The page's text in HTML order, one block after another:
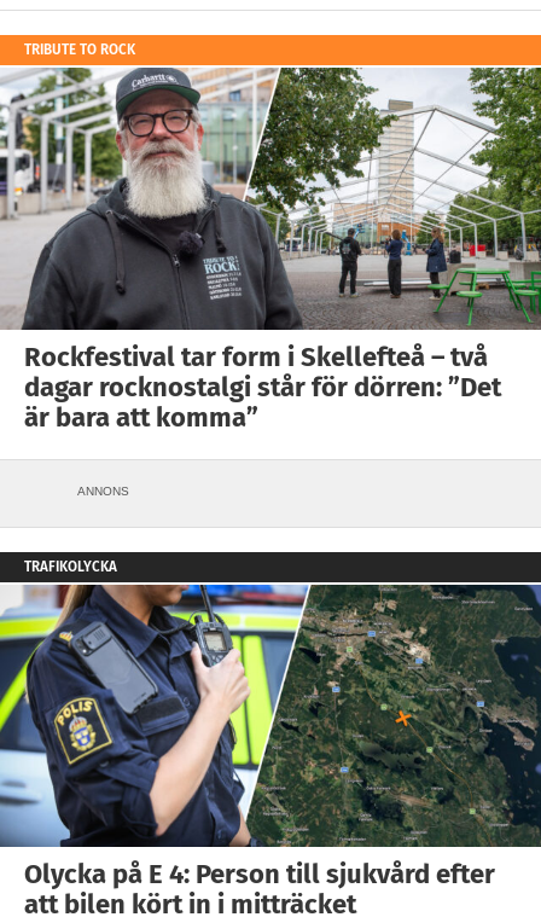
TRIBUTE TO ROCK
Rockfestival tar form i Skellefteå – två
dagar rocknostalgi står för dörren: ”Det
är bara att komma”
ANNONS
TRAFIKOLYCKA
Olycka på E 4: Person till sjukvård efter
att bilen kört in i mitträcket